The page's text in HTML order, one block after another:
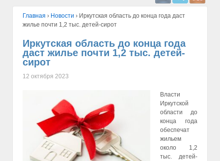
Главная › Hовости › Иркутская область до конца года даст
жилье почти 1,2 тыс. детей-сирот
Иркутская область до конца года
даст жилье почти 1,2 тыс. детей-
сирот
12 октября 2023
Власти
Иркутской
области до
конца года
обеспечат
жильем
около 1,2
тыс. детей-